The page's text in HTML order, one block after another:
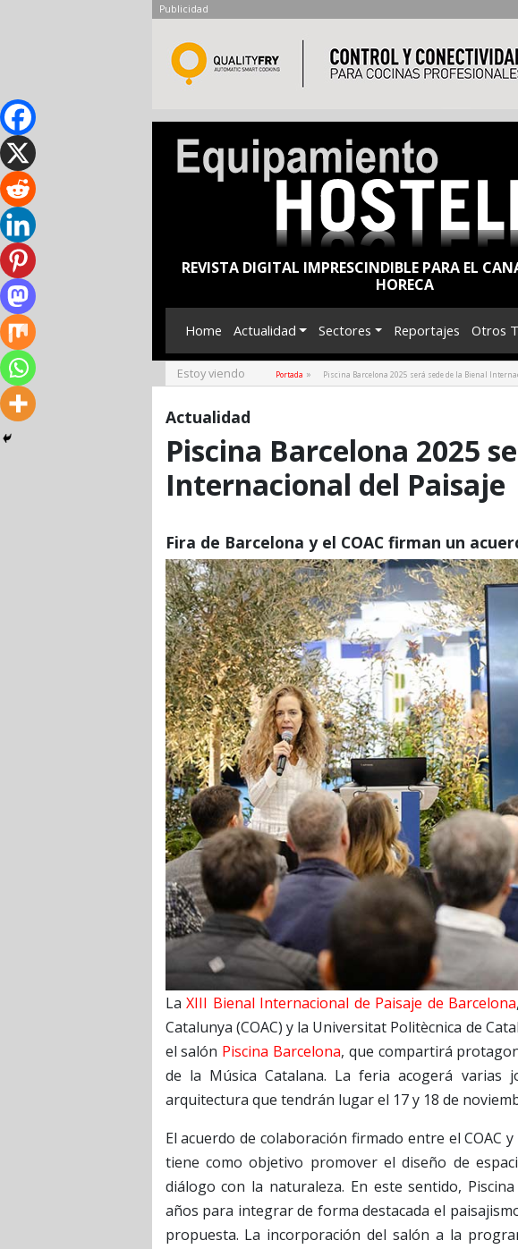
Publicidad
REVISTA DIGITAL IMPRESCINDIBLE PARA EL
HORECA
Home Actualidad Sectores Reportajes Otros
Estoy viendo Portada » Piscina Barcelona 2025 será sede de la Bienal
Actualidad
Piscina Barcelona 2025
Internacional del Paisaje
Fira de Barcelona y el COAC firman un
LaXIII Bienal Internacional de Paisaje de Barcelona
Catalunya (COAC) y la Universitat Politècnica de
el salón Piscina Barcelona, que compartirá
de la Música Catalana. La feria acogerá varias
arquitectura que tendrán lugar el 17 y 18 de
El acuerdo de colaboración firmado entre el COAC
tiene como objetivo promover el diseño de
diálogo con la naturaleza. En este sentido,
años para integrar de forma destacada el
propuesta. La incorporación del salón a la